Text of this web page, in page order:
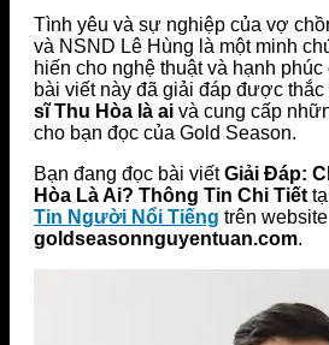
Tình yêu và sự nghiệp của vợ
và NSND Lê Hùng là một minh
hiến cho nghệ thuật và hạnh
bài viết này đã giải đáp được thắc
sĩ Thu Hòa là ai và cung cấp
cho bạn đọc của Gold Season.
Bạn đang đọc bài viếtGiải Đáp:
Hòa Là Ai? Thông Tin Chi Tiết
Tin Người Nổi Tiếng trên website
goldseasonnguyentuan.com.